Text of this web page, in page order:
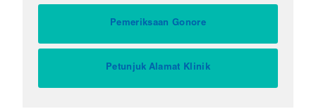
Pemeriksaan Gonore
Petunjuk Alamat Klinik